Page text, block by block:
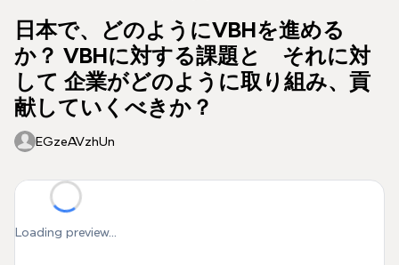
日本で、どのようにVBHを進める
か？ VBHに対する課題と それに対
して 企業がどのように取り組み、貢
献していくべきか？
EGzeAVzhUn
Loading preview...